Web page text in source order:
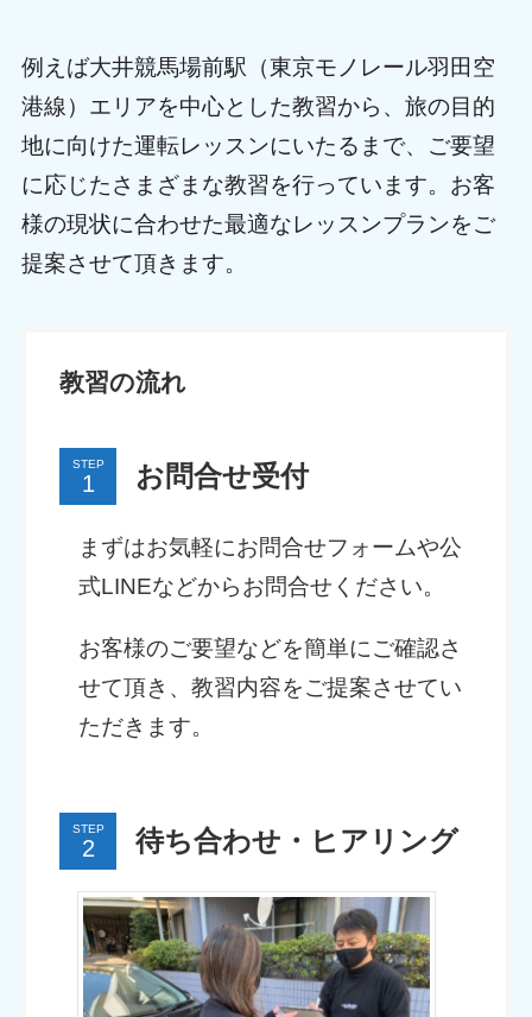
例えば大井競馬場前駅（東京モノレール羽田空
港線）エリアを中心とした教習から、旅の目的
地に向けた運転レッスンにいたるまで、ご要望
に応じたさまざまな教習を行っています。お客
様の現状に合わせた最適なレッスンプランをご
提案させて頂きます。
教習の流れ
STEP お問合せ受付
まずはお気軽にお問合せフォームや公
式LINEなどからお問合せください。
お客様のご要望などを簡単にご確認さ
せて頂き、教習内容をご提案させてい
ただきます。
STEP 待ち合わせ・ヒアリング